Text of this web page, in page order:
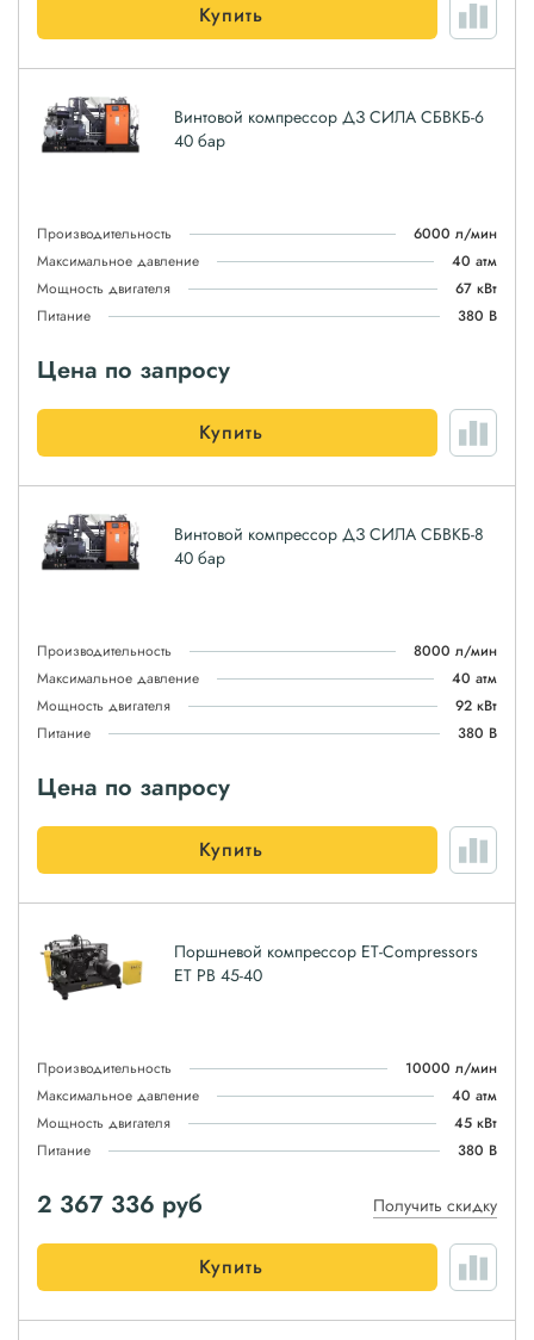
Купить
Винтовой компрессор ДЗ СИЛА СБВКБ-6
40 бар
Производительность
6000 л/мин
Максимальное давление
40 атм
Мощность двигателя
67 кВт
Питание
380 В
Цена по запросу
Купить
Винтовой компрессор ДЗ СИЛА СБВКБ-8
40 бар
Производительность
8000 л/мин
Максимальное давление
40 атм
Мощность двигателя
92 кВт
Питание
380 В
Цена по запросу
Купить
Поршневой компрессор ET-Compressors
ET PB 45-40
Производительность
10000 л/мин
Максимальное давление
40 атм
Мощность двигателя
45 кВт
Питание
380 В
2 367 336 руб Получить скидку
Купить